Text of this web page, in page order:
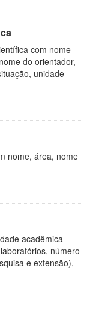
com nome
do orientador,
unidade
nome, área, nome
acadêmica
número
e extensão),